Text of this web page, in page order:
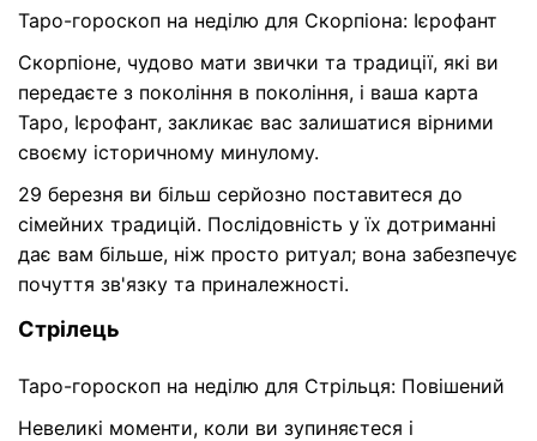
Таро-гороскоп на неділю для Скорпіона: Ієрофант
Скорпіоне, чудово мати звички та традиції, які ви
передаєте з покоління в покоління, і ваша карта
Таро, Ієрофант, закликає вас залишатися вірними
своєму історичному минулому.
29 березня ви більш серйозно поставитеся до
сімейних традицій. Послідовність у їх дотриманні
дає вам більше, ніж просто ритуал; вона забезпечує
почуття зв'язку та приналежності.
Стрілець
Таро-гороскоп на неділю для Стрільця: Повішений
Невеликі моменти, коли ви зупиняєтеся і